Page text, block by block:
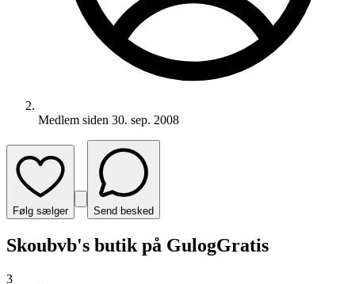
Medlem siden 30. sep. 2008
Følg sælger Send besked
Skoubvb's butik på GulogGratis
3